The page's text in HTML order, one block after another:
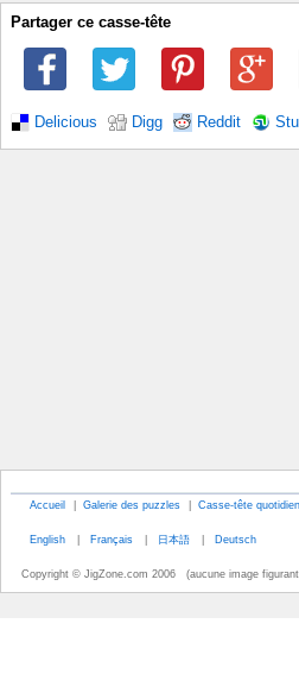
Partager ce casse-tête
Delicious Digg Reddit
Accueil | Galerie des puzzles | Casse-tête quotidien
English | Français | 日本語 | Deutsch
Copyright © JigZone.com 2006 (aucune image